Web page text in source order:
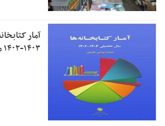
آمار
۱۴۰۳-۱۴۰۲ منتشر شد